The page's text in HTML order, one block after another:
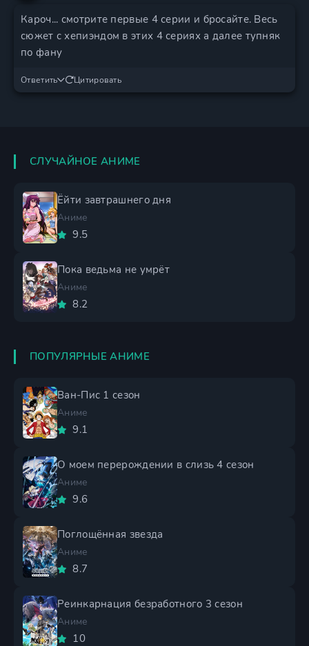
Кароч... смотрите первые 4 серии и бросайте. Весь
сюжет с хепиэндом в этих 4 сериях а далее тупняк
по фану
Ответить Цитировать
СЛУЧАЙНОЕ АНИМЕ
Ёйти завтрашнего дня
Аниме
9.5
Пока ведьма не умрёт
Аниме
8.2
ПОПУЛЯРНЫЕ АНИМЕ
Ван-Пис 1 сезон
Аниме
9.1
О моем перерождении в слизь 4 сезон
Аниме
9.6
Поглощённая звезда
Аниме
8.7
Реинкарнация безработного 3 сезон
Аниме
10